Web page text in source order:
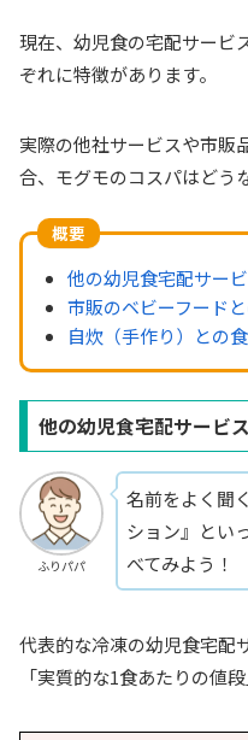
現在、幼児食の宅配サービ
ぞれに特徴があります。
実際の他社サービスや市販
合、モグモのコスパはどう
概要
他の幼児食宅配サー
市販のベビーフード
自炊（手作り）との
他の幼児食宅配サービ
ふりパパ
名前をよく聞
ション』とい
べてみよう！
代表的な冷凍の幼児食宅配
「実質的な1食あたりの値